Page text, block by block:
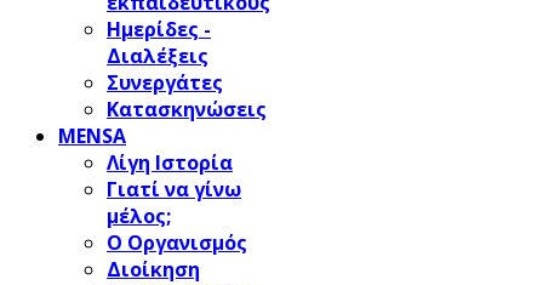
Ημερίδες -
Διαλέξεις
Συνεργάτες
Κατασκηνώσεις
MENSA
Λίγη Ιστορία
Γιατί να γίνω
μέλος;
Ο Οργανισμός
Διοίκηση